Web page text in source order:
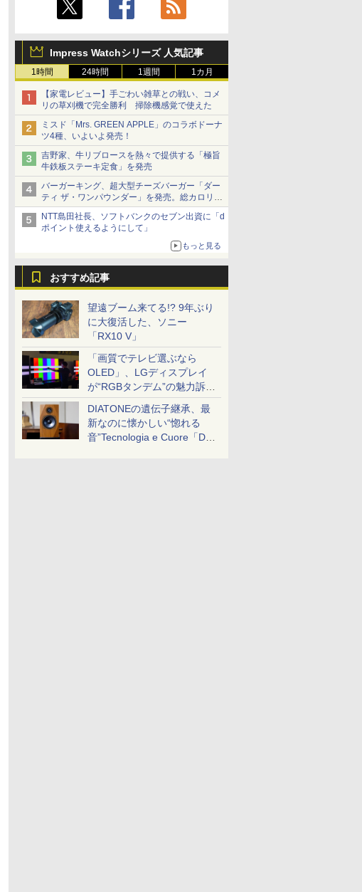
Impress Watchシリーズ 人気記事
1時間 24時間 1週間 1カ月
【家電レビュー】手ごわい雑草との戦い、コメ
リの草刈機で完全勝利 掃除機感覚で使えた
ミスド「Mrs. GREEN APPLE」のコラボドーナ
ツ4種、いよいよ発売！
吉野家、牛リブロースを熱々で提供する「極旨
牛鉄板ステーキ定食」を発売
バーガーキング、超大型チーズバーガー「ダー
ティ ザ・ワンパウンダー」を発売。総カロリー
約1656kcal、総重量約527g！
NTT島田社長、ソフトバンクのセブン出資に「d
ポイント使えるようにして」
もっと見る
おすすめ記事
望遠ブーム来てる!? 9年ぶり
に大復活した、ソニー
「RX10 V」
「画質でテレビ選ぶなら
OLED」、LGディスプレイ
が“RGBタンデム”の魅力訴
求。液晶とのガチ比較も
DIATONEの遺伝子継承、最
新なのに懐かしい“惚れる
音”Tecnologia e Cuore「DS-